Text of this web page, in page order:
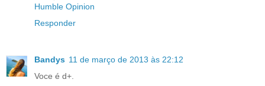
Humble Opinion
Responder
Bandys 11 de março de 2013 às 22:12
Voce é d+.